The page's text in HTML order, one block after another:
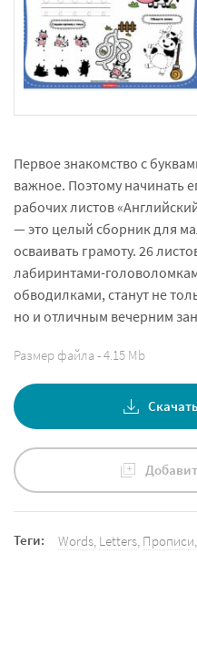
Первое знакомство с
важное. Поэтому начинать
рабочих листов
— это целый сборник для
осваивать грамоту. 26
лабиринтами-
обводилками, станут не
но и отличным вечерним
Размер файла - 4.15 Mb
Теги: Words Letters Прописи